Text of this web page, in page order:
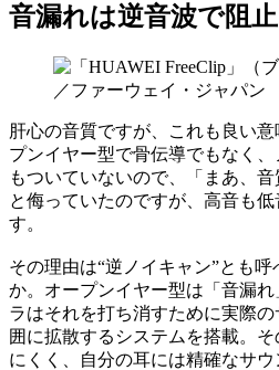
音漏れは逆音波で阻止
肝心の音質ですが、これも良い
プンイヤー型で骨伝導でもなく
もついていないので、「まあ、
と侮っていたのですが、高音も
す。
その理由は“逆ノイキャン”とも
か。オープンイヤー型は「音漏
ラはそれを打ち消すために実際
囲に拡散するシステムを搭載。
にくく、自分の耳には精確なサ